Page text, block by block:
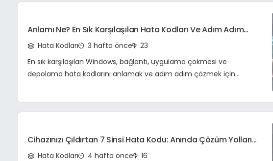
Anlamı Ne? En Sık Karşılaşılan Hata Kodları Ve Adım Adım
Çözümleri
Hata Kodları 3 hafta önce
23
En sık karşılaşılan Windows, bağlantı, uygulama çökmesi ve
depolama hata kodlarını anlamak ve adım adım çözmek için
Cihazınızı Çıldırtan 7 Sinsi Hata Kodu: Anında Çözüm Yolları
Ve Teknik Sorun Giderme Rehberi
Hata Kodları 4 hafta önce
16